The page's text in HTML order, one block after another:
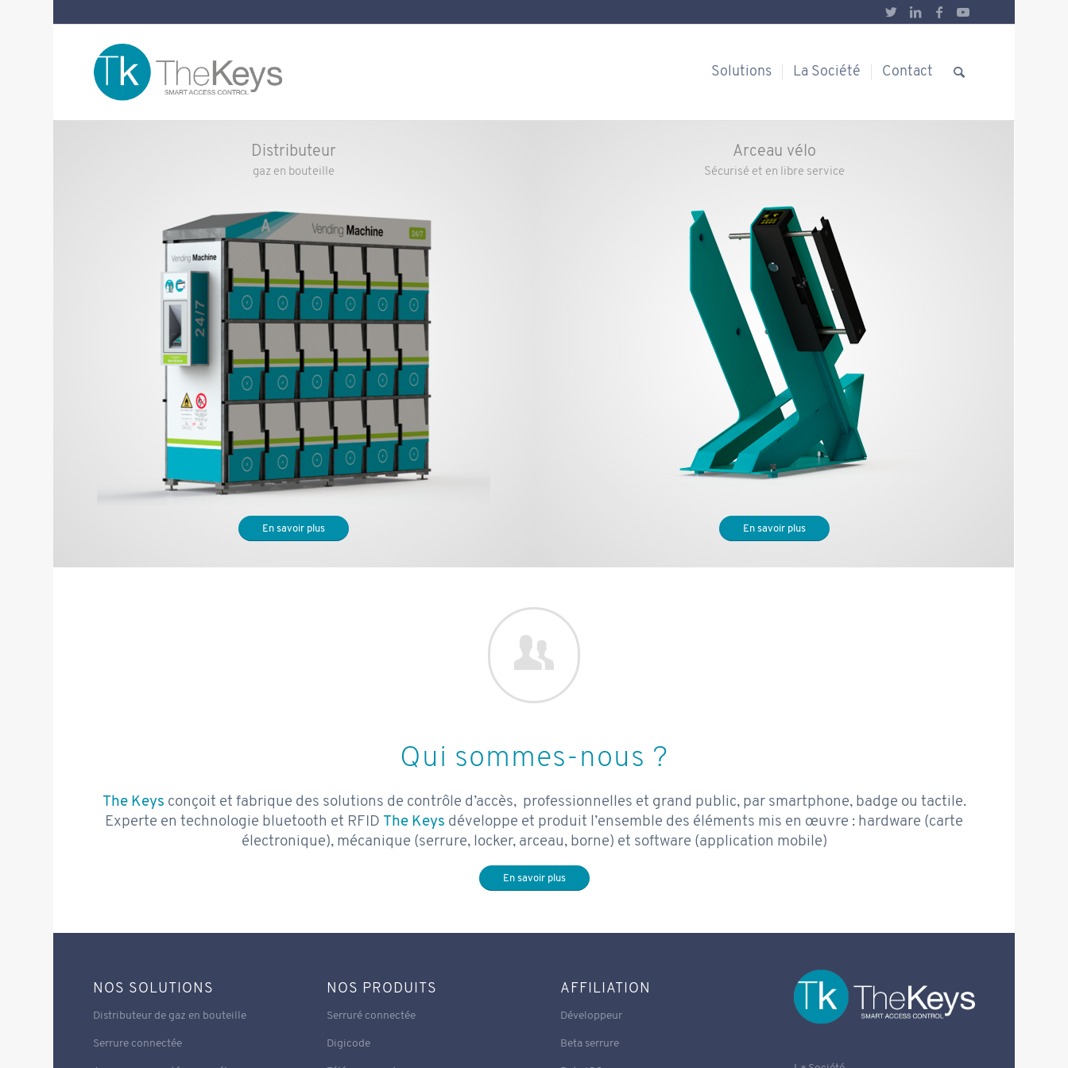
Solutions La Société Contact
Distributeur
gaz en bouteille
Distributeur de gaz en bouteille
En savoir plus
Arceau vélo
Sécurisé et en libre service
Ouvrez, fermez votre portail avec votre
smartPhone, en main libre !
En savoir plus
Qui sommes-nous ?
The Keys conçoit et fabrique des solutions de contrôle d’accès, professionnelles et grand public, par smartphone, badge ou tactile.
Experte en technologie bluetooth et RFID The Keys développe et produit l’ensemble des éléments mis en œuvre : hardware (carte
électronique), mécanique (serrure, locker, arceau, borne) et software (application mobile)
En savoir plus
NOS SOLUTIONS
Distributeur de gaz en bouteille
Serrure connectée
NOS PRODUITS
Serruré connectée
Digicode
AFFILIATION
Développeur
Beta serrure